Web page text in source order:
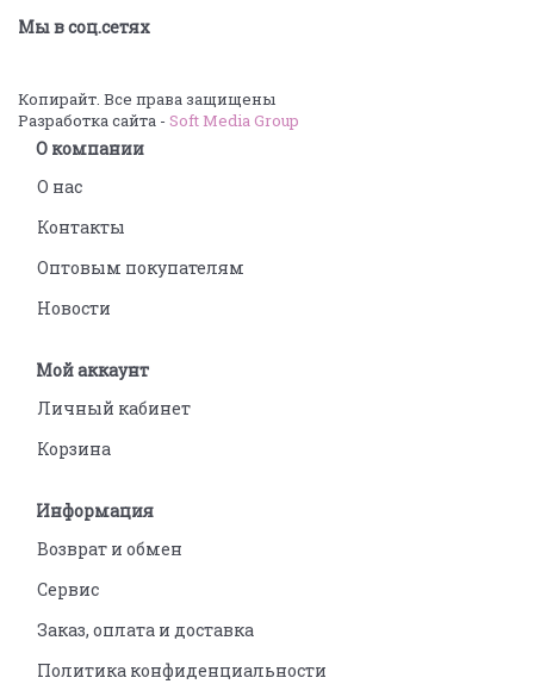
Мы в соц.сетях
Копирайт. Все права защищены
Разработка сайта - Soft Media Group
О компании
О нас
Контакты
Оптовым покупателям
Новости
Мой аккаунт
Личный кабинет
Корзина
Информация
Возврат и обмен
Сервис
Заказ, оплата и доставка
Политика конфиденциальности